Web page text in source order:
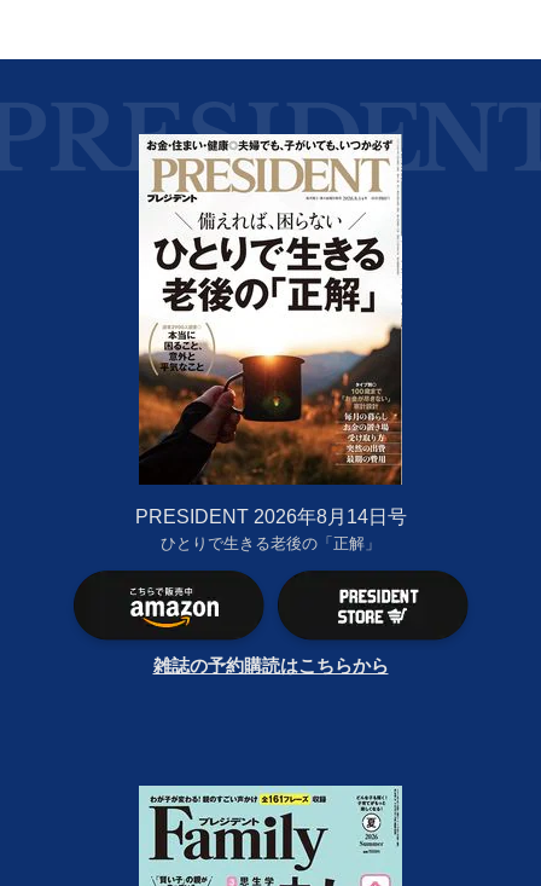
PRESIDENT 2026年8月14日号
ひとりで生きる老後の「正解」
雑誌の予約購読はこちらから